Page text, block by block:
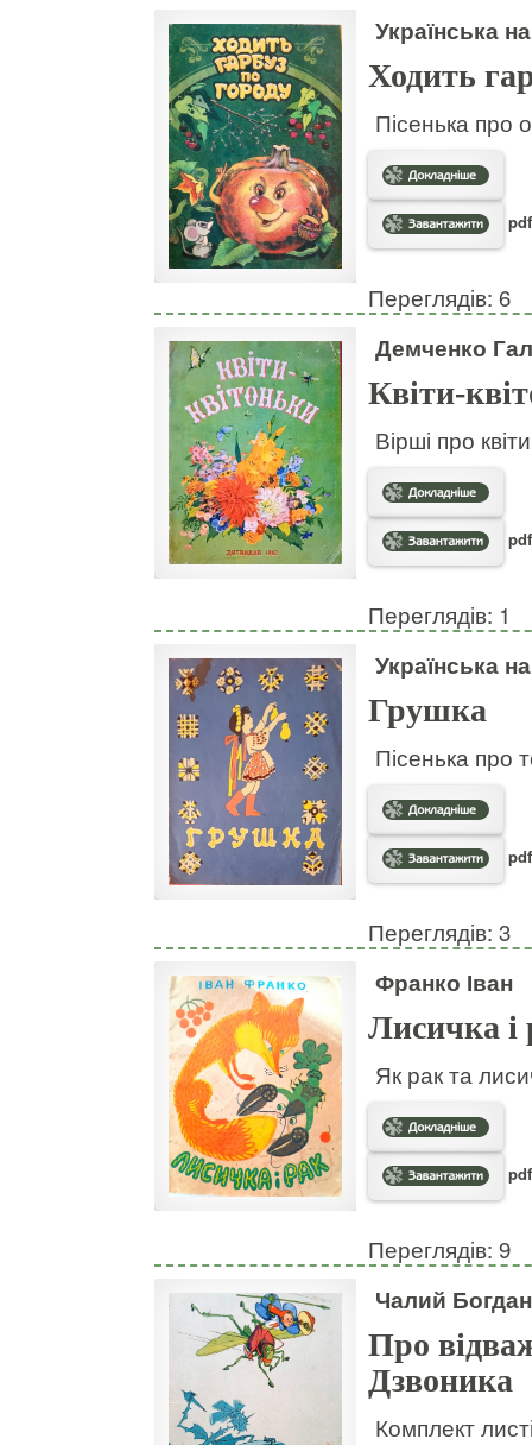
Українська
Ходить
Пісенька про
Переглядів: 6
Демченко
Квіти-
Вірші про
Переглядів: 1
Українська
Грушка
Пісенька про
Переглядів: 3
Франко Іван
Лисичка і
Як рак та
Переглядів: 9
Чалий
Про
Дзвоника
Комплект